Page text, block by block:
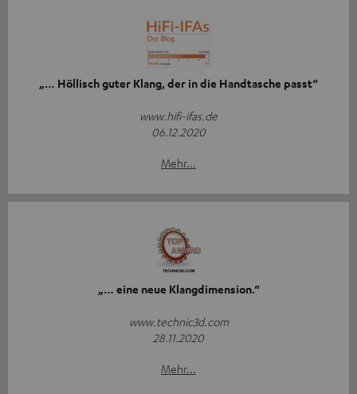
„… Höllisch guter Klang, der in die Handtasche passt“
www.hifi-ifas.de
06.12.2020
Mehr...
„… eine neue Klangdimension.“
www.technic3d.com
28.11.2020
Mehr...